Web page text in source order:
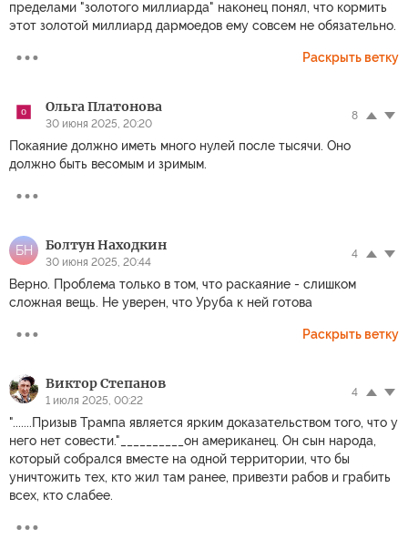
пределами "золотого миллиарда" наконец понял, что кормить
этот золотой миллиард дармоедов ему совсем не обязательно.
Раскрыть ветку
Ольга Платонова
30 июня 2025, 20:20
8
Покаяние должно иметь много нулей после тысячи. Оно
должно быть весомым и зримым.
БН Болтун Находкин
30 июня 2025, 20:44
4
Верно. Проблема только в том, что раскаяние - слишком
сложная вещь. Не уверен, что Уруба к ней готова
Раскрыть ветку
Виктор Степанов
1 июля 2025, 00:22
4
".......Призыв Трампа является ярким доказательством того, что у
него нет совести."__________он американец. Он сын народа,
который собрался вместе на одной территории, что бы
уничтожить тех, кто жил там ранее, привезти рабов и грабить
всех, кто слабее.